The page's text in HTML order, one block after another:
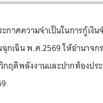
กาศความจำเป็นในการกู้เ
กเฉิน พ.ศ.2569 ให้อำนาจ
ฤติพลังงานและปากท้องปร